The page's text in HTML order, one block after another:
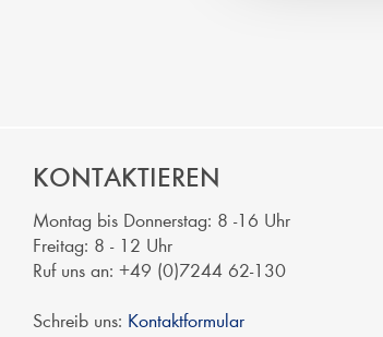
KONTAKTIEREN
Montag bis Donnerstag: 8 -16 Uhr
Freitag: 8 - 12 Uhr
Ruf uns an: +49 (0)7244 62-130
Schreib uns: Kontaktformular